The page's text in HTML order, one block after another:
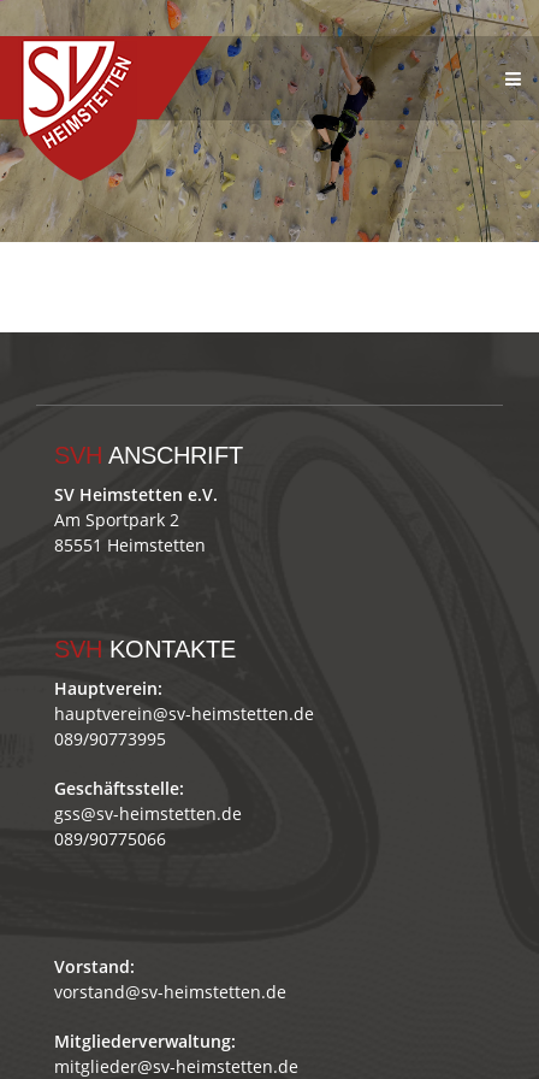
SVH ANSCHRIFT
SV Heimstetten e.V.
Am Sportpark 2
85551 Heimstetten
SVH KONTAKTE
Hauptverein:
hauptverein@sv-heimstetten.de
089/90773995
Geschäftsstelle:
gss@sv-heimstetten.de
089/90775066
Vorstand:
vorstand@sv-heimstetten.de
Mitgliederverwaltung:
mitglieder@sv-heimstetten.de